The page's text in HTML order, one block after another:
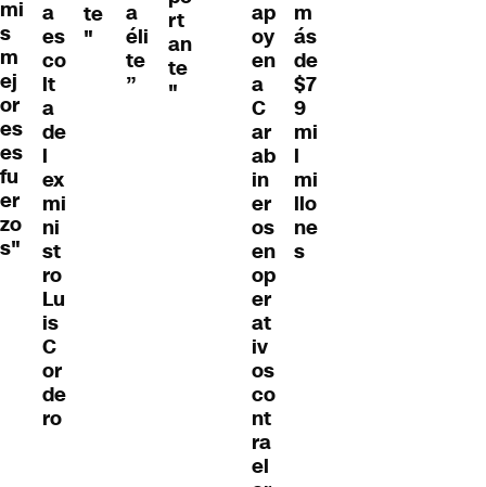
mi
s
m
ej
or
es
es
fu
er
zo
s"
a
es
co
lt
a
de
l
ex
mi
ni
st
ro
Lu
is
C
or
de
ro
te
"
a
éli
te
”
rt
an
te
"
ap
oy
en
a
C
ar
ab
in
er
os
en
op
er
at
iv
os
co
nt
ra
el
m
ás
de
$7
9
mi
l
mi
llo
ne
s